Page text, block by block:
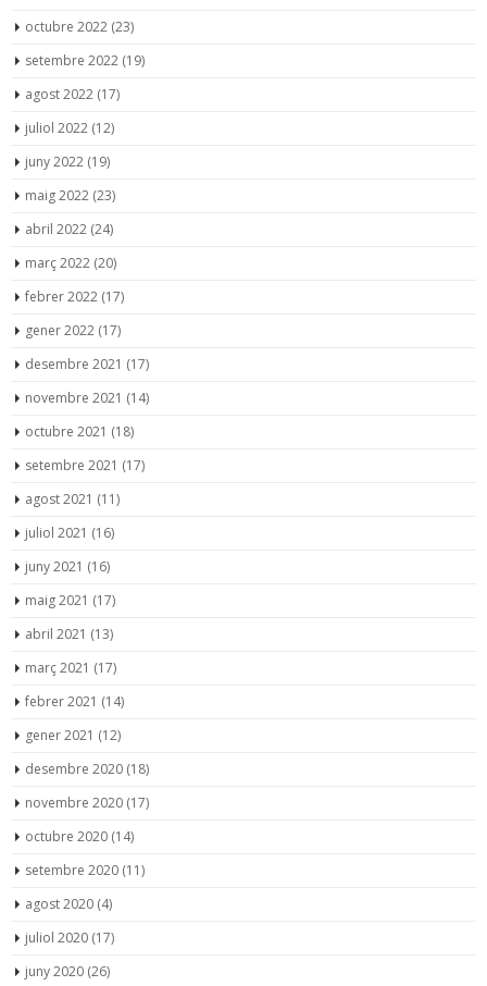
octubre 2022 (23)
setembre 2022 (19)
agost 2022 (17)
juliol 2022 (12)
juny 2022 (19)
maig 2022 (23)
abril 2022 (24)
març 2022 (20)
febrer 2022 (17)
gener 2022 (17)
desembre 2021 (17)
novembre 2021 (14)
octubre 2021 (18)
setembre 2021 (17)
agost 2021 (11)
juliol 2021 (16)
juny 2021 (16)
maig 2021 (17)
abril 2021 (13)
març 2021 (17)
febrer 2021 (14)
gener 2021 (12)
desembre 2020 (18)
novembre 2020 (17)
octubre 2020 (14)
setembre 2020 (11)
agost 2020 (4)
juliol 2020 (17)
juny 2020 (26)